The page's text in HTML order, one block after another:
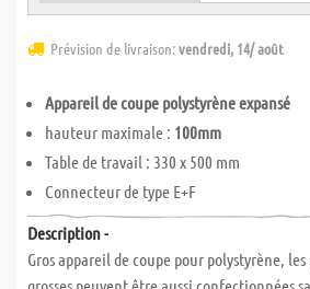
Prévision de livraison:vendredi, 14/ août
Appareil de coupe polystyrène expansé
hauteur maximale : 100mm
Table de travail : 330 x 500 mm
Connecteur de type E+F
Description -
Gros appareil de coupe pour polystyrène,